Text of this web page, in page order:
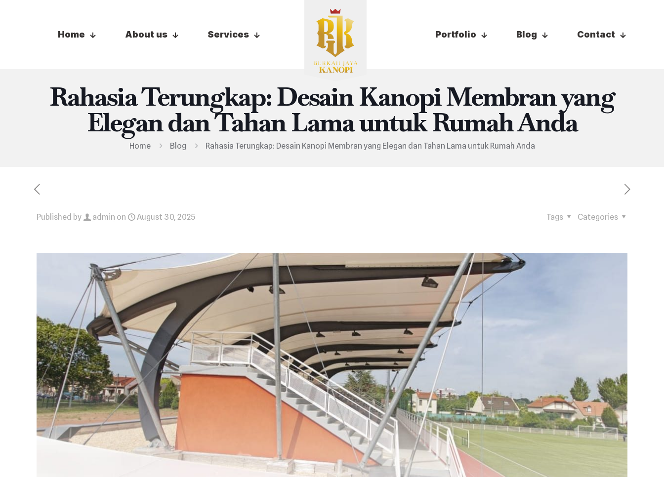
Home About us Services Portfolio Blog Contact
Rahasia Terungkap: Desain Kanopi Membran yang
Elegan dan Tahan Lama untuk Rumah Anda
Home Blog Rahasia Terungkap: Desain Kanopi Membran yang Elegan dan Tahan Lama untuk Rumah Anda
Published by admin on August 30, 2025 Categories
Tags